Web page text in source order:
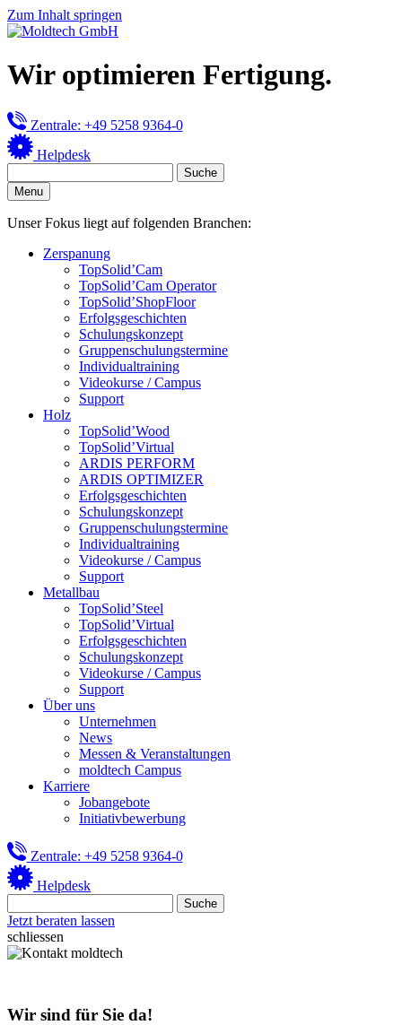
Zum Inhalt springen
Wir optimieren Fertigung.
Zentrale: +49 5258 9364-0
Helpdesk
Menu
Unser Fokus liegt auf folgenden Branchen:
Zerspanung
TopSolid’Cam
TopSolid’Cam Operator
TopSolid’ShopFloor
Erfolgsgeschichten
Schulungskonzept
Gruppenschulungstermine
Individualtraining
Videokurse / Campus
Support
Holz
TopSolid’Wood
TopSolid’Virtual
ARDIS PERFORM
ARDIS OPTIMIZER
Erfolgsgeschichten
Schulungskonzept
Gruppenschulungstermine
Individualtraining
Videokurse / Campus
Support
Metallbau
TopSolid’Steel
TopSolid’Virtual
Erfolgsgeschichten
Schulungskonzept
Videokurse / Campus
Support
Über uns
Unternehmen
News
Messen & Veranstaltungen
moldtech Campus
Karriere
Jobangebote
Initiativbewerbung
Zentrale: +49 5258 9364-0
Helpdesk
Jetzt beraten lassen
schliessen
Wir sind für Sie da!